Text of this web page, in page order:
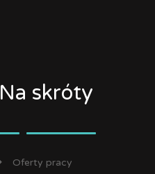
Na skróty
Oferty pracy